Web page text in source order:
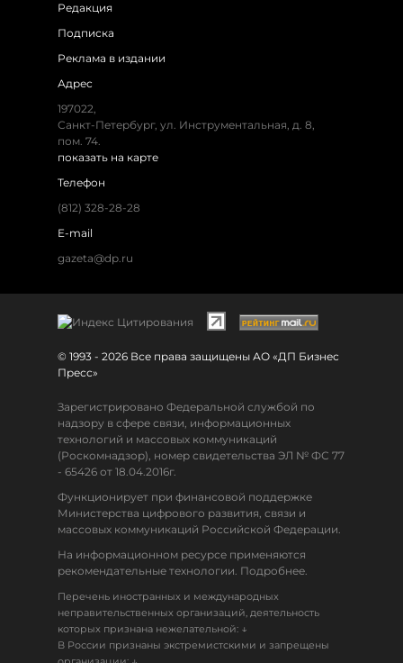
Редакция
Подписка
Реклама в издании
Адрес
197022,
Санкт-Петербург, ул. Инструментальная, д. 8,
пом. 74.
показать на карте
Телефон
(812) 328-28-28
E-mail
gazeta@dp.ru
© 1993 - 2026 Все права защищены АО «ДП Бизнес
Пресс»
Зарегистрировано Федеральной службой по
надзору в сфере связи, информационных
технологий и массовых коммуникаций
(Роскомнадзор), номер свидетельства ЭЛ № ФС 77
- 65426 от 18.04.2016г.
Функционирует при финансовой поддержке
Министерства цифрового развития, связи и
массовых коммуникаций Российской Федерации.
На информационном ресурсе применяются
рекомендательные технологии. Подробнее.
Перечень иностранных и международных
неправительственных организаций, деятельность
которых признана нежелательной: ↓
В России признаны экстремистскими и запрещены